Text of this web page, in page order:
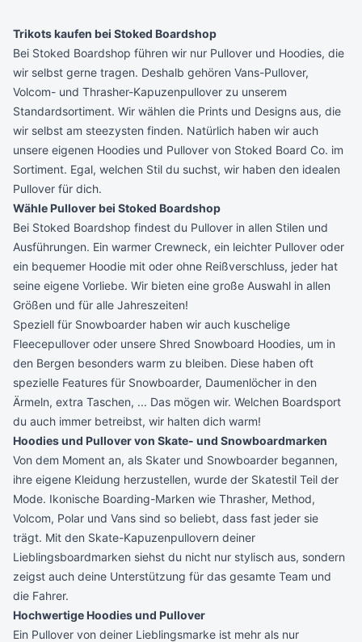
Trikots kaufen bei Stoked Boardshop
Bei Stoked Boardshop führen wir nur Pullover und Hoodies, die
wir selbst gerne tragen. Deshalb gehören Vans-Pullover,
Volcom- und Thrasher-Kapuzenpullover zu unserem
Standardsortiment. Wir wählen die Prints und Designs aus, die
wir selbst am steezysten finden. Natürlich haben wir auch
unsere eigenen Hoodies und Pullover von Stoked Board Co. im
Sortiment. Egal, welchen Stil du suchst, wir haben den idealen
Pullover für dich.
Wähle Pullover bei Stoked Boardshop
Bei Stoked Boardshop findest du Pullover in allen Stilen und
Ausführungen. Ein warmer Crewneck, ein leichter Pullover oder
ein bequemer Hoodie mit oder ohne Reißverschluss, jeder hat
seine eigene Vorliebe. Wir bieten eine große Auswahl in allen
Größen und für alle Jahreszeiten!
Speziell für Snowboarder haben wir auch kuschelige
Fleecepullover oder unsere Shred Snowboard Hoodies, um in
den Bergen besonders warm zu bleiben. Diese haben oft
spezielle Features für Snowboarder, Daumenlöcher in den
Ärmeln, extra Taschen, ... Das mögen wir. Welchen Boardsport
du auch immer betreibst, wir halten dich warm!
Hoodies und Pullover von Skate- und Snowboardmarken
Von dem Moment an, als Skater und Snowboarder begannen,
ihre eigene Kleidung herzustellen, wurde der Skatestil Teil der
Mode. Ikonische Boarding-Marken wie Thrasher, Method,
Volcom, Polar und Vans sind so beliebt, dass fast jeder sie
trägt. Mit den Skate-Kapuzenpullovern deiner
Lieblingsboardmarken siehst du nicht nur stylisch aus, sondern
zeigst auch deine Unterstützung für das gesamte Team und
die Fahrer.
Hochwertige Hoodies und Pullover
Ein Pullover von deiner Lieblingsmarke ist mehr als nur